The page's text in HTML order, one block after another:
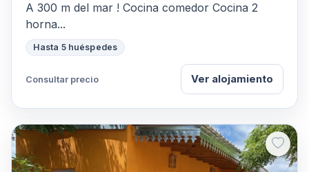
A 300 m del mar ! Cocina comedor Cocina 2
horna...
Hasta 5 huéspedes
Consultar precio Ver alojamiento